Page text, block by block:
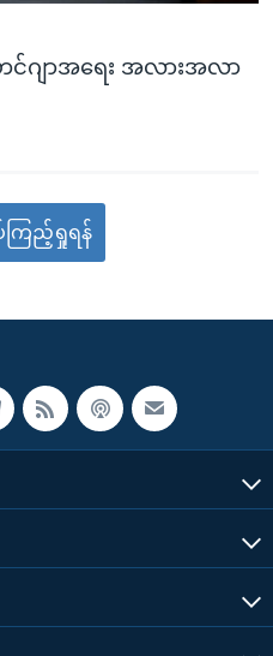
င်ဂျာအရေး အလားအလာ
ကြည့်ရှုရန်